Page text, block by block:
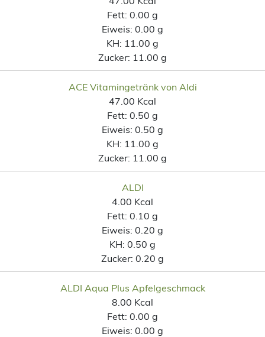
Fett: 0.00 g
Eiweis: 0.00 g
KH: 11.00 g
Zucker: 11.00 g
ACE Vitamingetränk von Aldi
47.00 Kcal
Fett: 0.50 g
Eiweis: 0.50 g
KH: 11.00 g
Zucker: 11.00 g
ALDI
4.00 Kcal
Fett: 0.10 g
Eiweis: 0.20 g
KH: 0.50 g
Zucker: 0.20 g
ALDI Aqua Plus Apfelgeschmack
8.00 Kcal
Fett: 0.00 g
Eiweis: 0.00 g